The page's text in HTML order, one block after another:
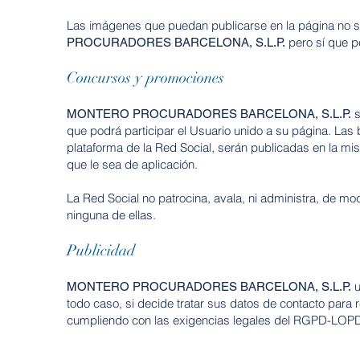
Las imágenes que puedan publicarse en la página no
PROCURADORES BARCELONA, S.L.P. pero sí que
Concursos y promociones
MONTERO PROCURADORES BARCELONA, S.L.P.
que podrá participar el Usuario unido a su página. Las
plataforma de la Red Social, serán publicadas en la
que le sea de aplicación.
La Red Social no patrocina, avala, ni administra, de
ninguna de ellas.
Publicidad
MONTERO PROCURADORES BARCELONA, S.L.P.
todo caso, si decide tratar sus datos de contacto para
cumpliendo con las exigencias legales del RGPD-